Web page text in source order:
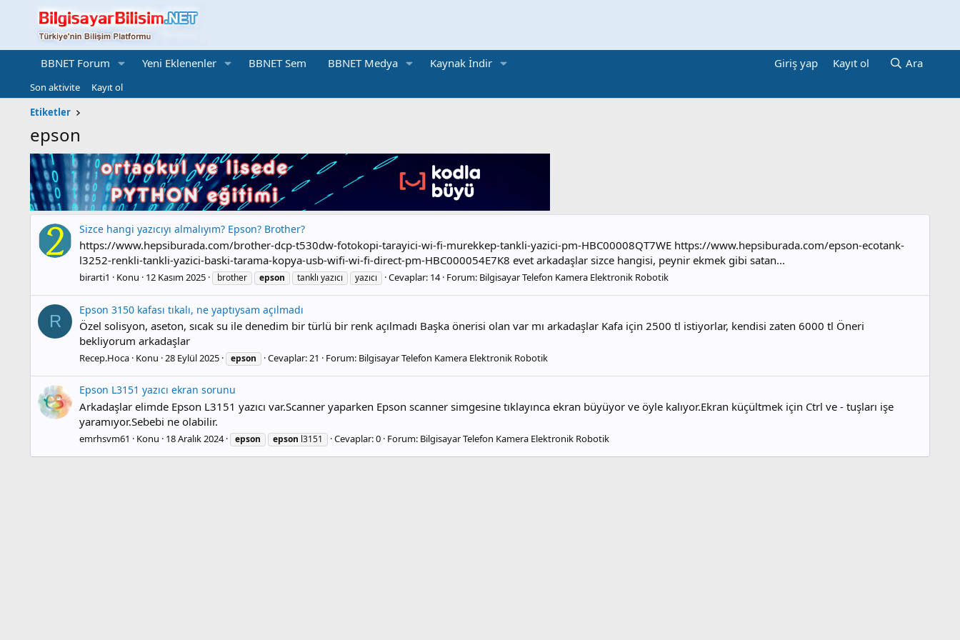
BBNET Forum Yeni Eklenenler BBNET Sem BBNET Medya Kaynak İndir Giriş yap Kayıt ol Ara
Son aktivite
Kayıt ol
Etiketler
epson
Sizce hangi yazıcıyı almalıyım? Epson? Brother?
https://www.hepsiburada.com/brother-dcp-t530dw-fotokopi-tarayici-wi-fi-murekkep-tankli-yazici-pm-HBC00008QT7WE https://www.hepsiburada.com/epson-ecotank-
l3252-renkli-tankli-yazici-baski-tarama-kopya-usb-wifi-wi-fi-direct-pm-HBC000054E7K8 evet arkadaşlar sizce hangisi, peynir ekmek gibi satan...
birarti1 Konu 12 Kasım 2025 brother epson tanklı yazıcı yazıcı Cevaplar: 14 Forum: Bilgisayar Telefon Kamera Elektronik Robotik
R
Epson 3150 kafası tıkalı, ne yaptıysam açılmadı
Özel solisyon, aseton, sıcak su ile denedim bir türlü bir renk açılmadı Başka önerisi olan var mı arkadaşlar Kafa için 2500 tl istiyorlar, kendisi zaten 6000 tl Öneri
bekliyorum arkadaşlar
Recep.Hoca Konu 28 Eylül 2025 epson Cevaplar: 21 Forum: Bilgisayar Telefon Kamera Elektronik Robotik
Epson L3151 yazıcı ekran sorunu
Arkadaşlar elimde Epson L3151 yazıcı var.Scanner yaparken Epson scanner simgesine tıklayınca ekran büyüyor ve öyle kalıyor.Ekran küçültmek için Ctrl ve - tuşları işe
yaramıyor.Sebebi ne olabilir.
emrhsvm61 Konu 18 Aralık 2024 epson epson l3151 Cevaplar: 0 Forum: Bilgisayar Telefon Kamera Elektronik Robotik